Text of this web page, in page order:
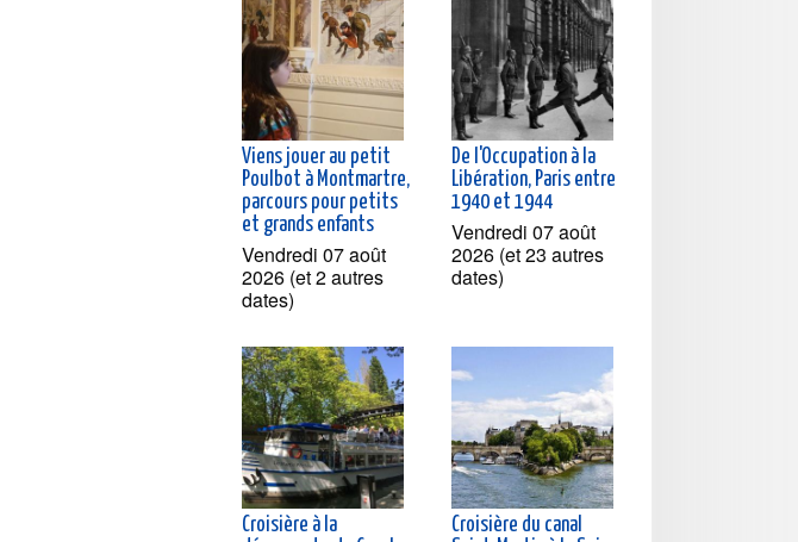
Viens jouer au petit
Poulbot à Montmartre,
parcours pour petits
et grands enfants
Vendredi 07 août
2026 (et 2 autres
dates)
De l'Occupation à la
Libération, Paris entre
1940 et 1944
Vendredi 07 août
2026 (et 23 autres
dates)
Croisière à la
Croisière du canal